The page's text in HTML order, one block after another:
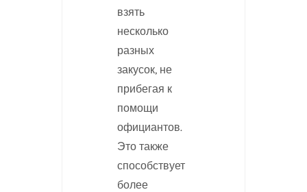
взять
несколько
разных
закусок, не
прибегая к
помощи
официантов.
Это также
способствует
более